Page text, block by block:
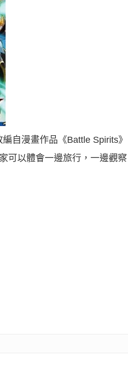
自漫畫作品《Battle Spirits
可以體會一邊旅行，一邊觀